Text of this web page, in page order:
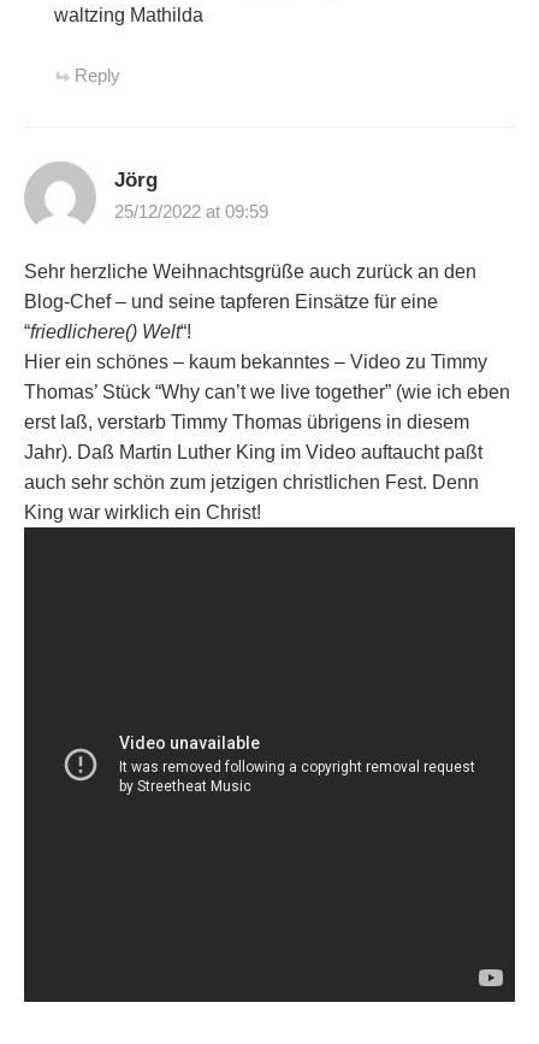
waltzing Mathilda
Reply
Jörg
25/12/2022 at 09:59
Sehr herzliche Weihnachtsgrüße auch zurück an den
Blog-Chef – und seine tapferen Einsätze für eine
“friedlichere() Welt“!
Hier ein schönes – kaum bekanntes – Video zu Timmy
Thomas’ Stück “Why can’t we live together” (wie ich eben
erst laß, verstarb Timmy Thomas übrigens in diesem
Jahr). Daß Martin Luther King im Video auftaucht paßt
auch sehr schön zum jetzigen christlichen Fest. Denn
King war wirklich ein Christ!